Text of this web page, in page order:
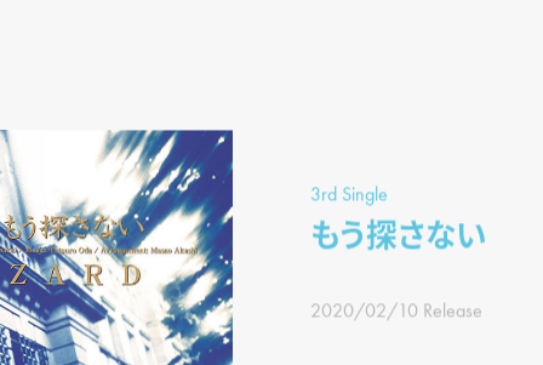
3rd Single
もう探さない
2020/02/10 Release